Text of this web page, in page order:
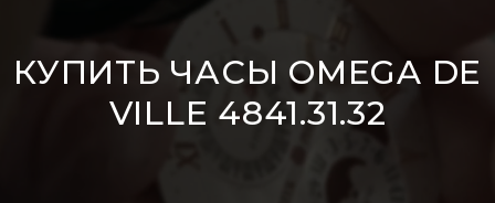
КУПИТЬ ЧАСЫ OMEGA DE
VILLE 4841.31.32